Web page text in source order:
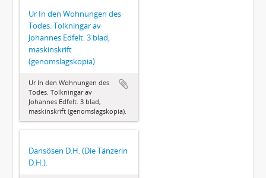
Ur In den Wohnungen des
Todes. Tolkningar av
Johannes Edfelt. 3 blad,
maskinskrift
(genomslagskopia).
Ur In den Wohnungen des
Todes. Tolkningar av
Johannes Edfelt. 3 blad,
maskinskrift (genomslagskopia).
Dansösen D.H. (Die Tänzerin
D.H.).